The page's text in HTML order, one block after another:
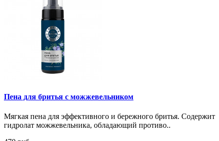
Пена для бритья с можжевельником
Мягкая пена для эффективного и бережного бритья. Содержит
гидролат можжевельника, обладающий противо..